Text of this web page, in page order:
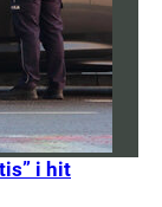
i hit